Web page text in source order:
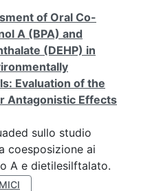
of Oral Co-
A (BPA) and
(DEHP) in
Evaluation of the
Antagonistic Effects
sullo studio
coesposizione ai
A e dietilesilftalato.